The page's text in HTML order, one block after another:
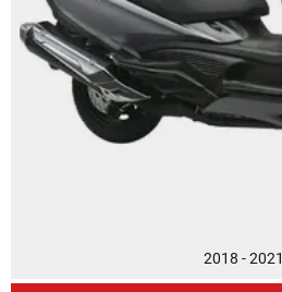
2018 - 2021